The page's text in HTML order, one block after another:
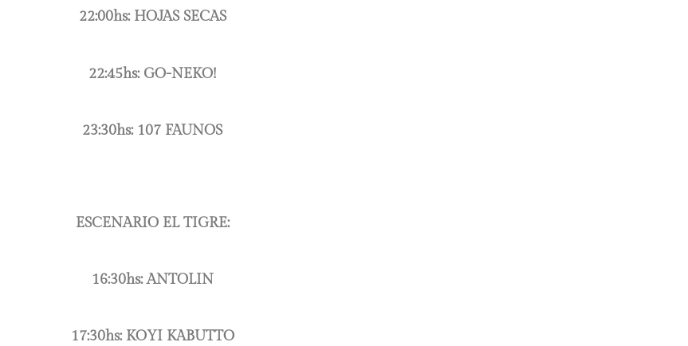
22:00hs: HOJAS SECAS
22:45hs: GO-NEKO!
23:30hs: 107 FAUNOS
ESCENARIO EL TIGRE:
16:30hs: ANTOLIN
17:30hs: KOYI KABUTTO